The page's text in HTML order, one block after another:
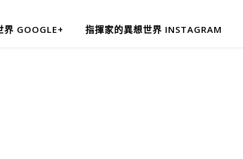
界 GOOGLE+ 指揮家的異想世界 INSTAGRAM